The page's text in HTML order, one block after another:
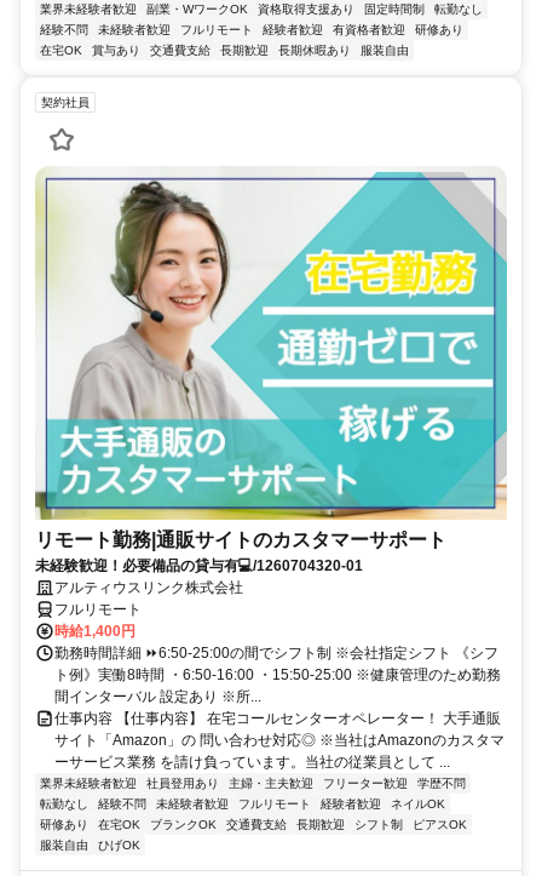
業界未経験者歓迎 副業・WワークOK 資格取得支援あり 固定時間制
転勤なし
経験不問
未経験者歓迎 フルリモート 経験者歓迎 有資格者歓迎
研修あり
在宅OK
賞与あり 交通費支給 長期歓迎 長期休暇あり 服装自由
契約社員
リモート勤務|通販サイトのカスタマーサポート
未経験歓迎！必要備品の貸与有💻/1260704320-01
アルティウスリンク株式会社
フルリモート
時給1,400円
勤務時間詳細 ⏩6:50-25:00の間でシフト制 ※会社指定シフト 《シフ
ト例》実働8時間 ・6:50-16:00 ・15:50-25:00 ※健康管理のため勤務
間インターバル 設定あり ※所...
仕事内容 【仕事内容】 在宅コールセンターオペレーター！ 大手通販
サイト「Amazon」の 問い合わせ対応◎ ※当社はAmazonのカスタマ
ーサービス業務 を請け負っています。当社の従業員として ...
業界未経験者歓迎 社員登用あり 主婦・主夫歓迎 フリーター歓迎
学歴不問
転勤なし
経験不問 未経験者歓迎 フルリモート 経験者歓迎
ネイルOK
研修あり
在宅OK ブランクOK 交通費支給 長期歓迎 シフト制
ピアスOK
服装自由
ひげOK